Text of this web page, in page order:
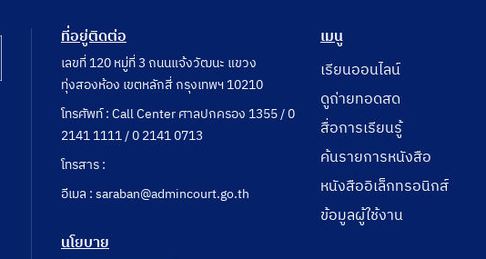
ที่อยู่ติดต่อ
เลขที่ 120 หมู่ที่ 3 ถนนแจ้งวัฒนะ แขวง
ทุ่งสองห้อง เขตหลักสี่ กรุงเทพฯ 10210
โทรศัพท์ : Call Center ศาลปกครอง 1355 / 0
2141 1111 / 0 2141 0713
โทรสาร :
อีเมล : saraban@admincourt.go.th
นโยบาย
เมนู
เรียนออนไลน์
ดูถ่ายทอดสด
สื่อการเรียนรู้
ค้นรายการหนังสือ
หนังสืออิเล็กทรอนิกส์
ข้อมูลผู้ใช้งาน